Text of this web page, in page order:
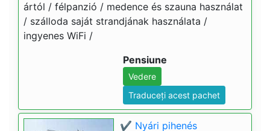
ártól / félpanzió / medence és szauna használat
/ szálloda saját strandjának használata /
ingyenes WiFi /
Pensiune
Vedere
Traduceți acest pachet
✔️ Nyári pihenés